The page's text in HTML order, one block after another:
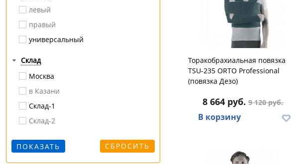
радикулит
разрыв / растяжение
смещения позвонков
сутулость
травмы
тромбоз
усталость
хронические заболевания вен
шпора
левый
правый
универсальный
Склад
Москва
в Казани
Склад-1
Склад-2
СБРОСИТЬ
Торакобрахиальная повязка
TSU-235 ORTO Professional
(повязка Дезо)
8 664 руб.9 120 руб.
В корзину